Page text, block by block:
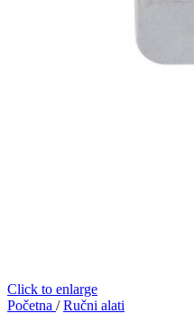
Click to enlarge
Početna / Ručni alati